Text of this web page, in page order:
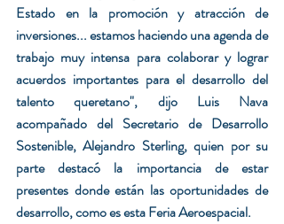
Estado en la promoción y atracción de
inversiones... estamos haciendo una agenda de
trabajo muy intensa para colaborar y lograr
acuerdos importantes para el desarrollo del
talento queretano", dijo Luis Nava
acompañado del Secretario de Desarrollo
Sostenible, Alejandro Sterling, quien por su
parte destacó la importancia de estar
presentes donde están las oportunidades de
desarrollo, como es esta Feria Aeroespacial.